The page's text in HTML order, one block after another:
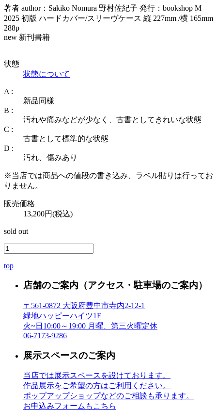
著者 author：Sakiko Nomura 野村佐紀子 発行：bookshop M
2025 初版 ハードカバー/スリーヴケース 縦 227mm /横 165mm
288p
new 新刊書籍
状態
状態について
A :
新品同様
B :
汚れや痛みなどが少なく、古書としてきれいな状態
C :
古書として標準的な状態
D :
汚れ、傷みあり
※当店では商品への値段の書き込み、ラベル貼りは行ってお
りません。
販売価格
13,200円(税込)
sold out
top
店舗のご案内 （アクセス・駐車場のご案内）
〒561-0872 大阪府豊中市寺内2-12-1
緑地ハッピーハイツ1F
火~日10:00～19:00 月曜、第三火曜定休
06-7173-9286
展示スペースのご案内
当店では展示スペースを設けております。
作品展示をご希望の方はご利用ください。
ポップアップショップなどのご相談も承ります。
お申込みフォームもこちら